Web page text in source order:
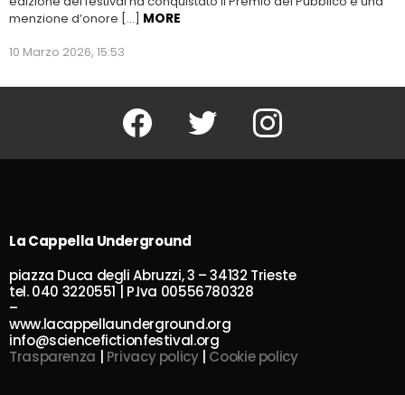
menzione d’onore […] MORE
10 Marzo 2026, 15:53
Facebook Twitter Instagram
La Cappella Underground
piazza Duca degli Abruzzi, 3 – 34132 Trieste
tel. 040 3220551 | P.Iva 00556780328
–
www.lacappellaunderground.org
info@sciencefictionfestival.org
Trasparenza
Privacy policy| Cookie policy